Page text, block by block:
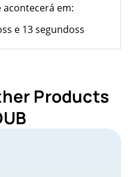
em:
e 13 segundoss
Products